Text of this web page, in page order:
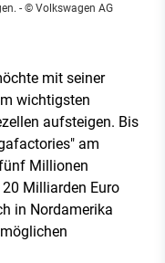
- © Volkswagen AG
mit seiner
wichtigsten
aufsteigen. Bis
am
Millionen
Milliarden Euro
in Nordamerika